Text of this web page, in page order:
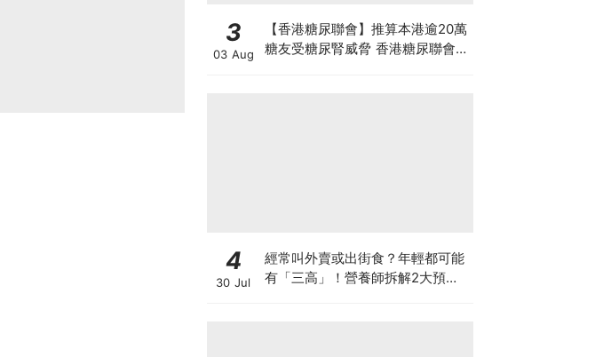
3
03 Aug
【香港糖尿聯會】推算本港逾20萬
糖友受糖尿腎威脅 香港糖尿聯會
4
30 Jul
經常叫外賣或出街食？年輕都可能
有「三高」！營養師拆解2大預防